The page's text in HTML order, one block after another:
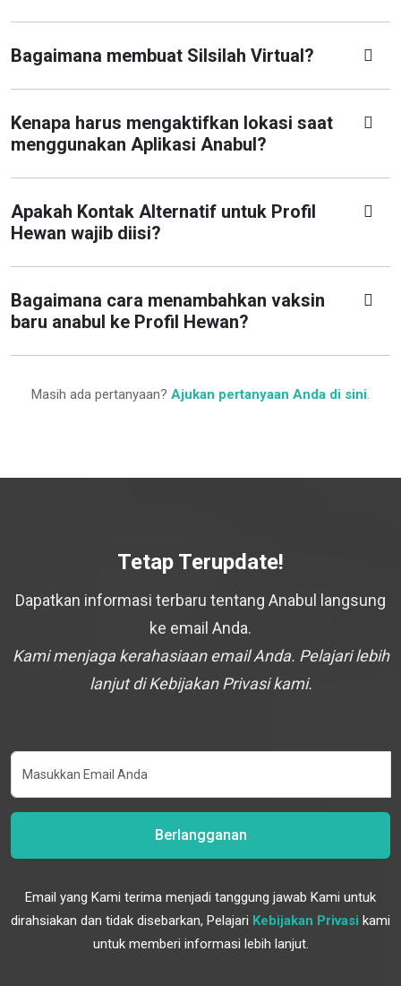
Bagaimana membuat Silsilah Virtual?
Kenapa harus mengaktifkan lokasi saat
menggunakan Aplikasi Anabul?
Apakah Kontak Alternatif untuk Profil
Hewan wajib diisi?
Bagaimana cara menambahkan vaksin
baru anabul ke Profil Hewan?
Masih ada pertanyaan? Ajukan pertanyaan Anda di sini.
Tetap Terupdate!
Dapatkan informasi terbaru tentang Anabul langsung
ke email Anda.
Kami menjaga kerahasiaan email Anda. Pelajari lebih
lanjut di Kebijakan Privasi kami.
Berlangganan
Email yang Kami terima menjadi tanggung jawab Kami untuk
dirahsiakan dan tidak disebarkan, Pelajari Kebijakan Privasi kami
untuk memberi informasi lebih lanjut.